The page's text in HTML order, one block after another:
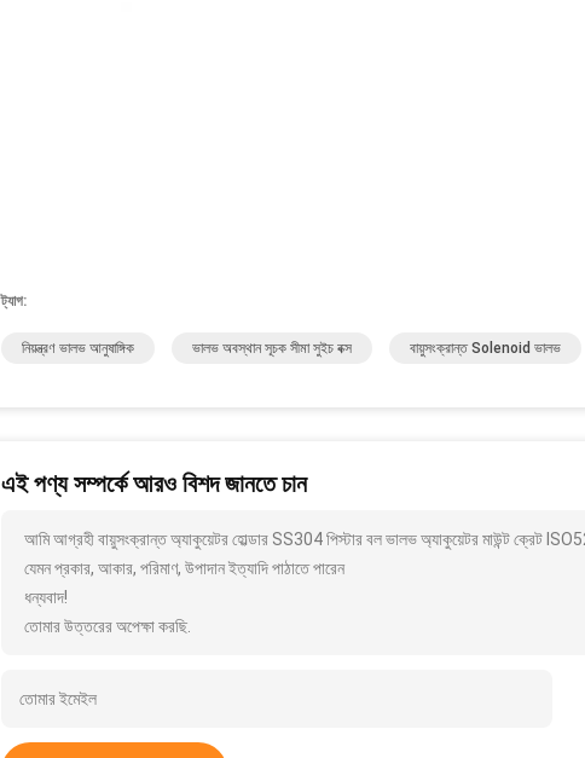
ট্যাগ:
নিয়ন্ত্রণ ভালভ আনুষাঙ্গিক ভালভ অবস্থান সূচক সীমা সুইচ বক্স বায়ুসংক্রান্ত Solenoid ভালভ
এই পণ্য সম্পর্কে আরও বিশদ জানতে চান
আমি আগ্রহী বায়ুসংক্রান্ত অ্যাকুয়েটর হোল্ডার SS304 পিস্টার বল ভালভ অ্যাকুয়েটর মাউন্ট
যেমন প্রকার, আকার, পরিমাণ, উপাদান ইত্যাদি পাঠাতে পারেন
ধন্যবাদ!
তোমার উত্তরের অপেক্ষা করছি.